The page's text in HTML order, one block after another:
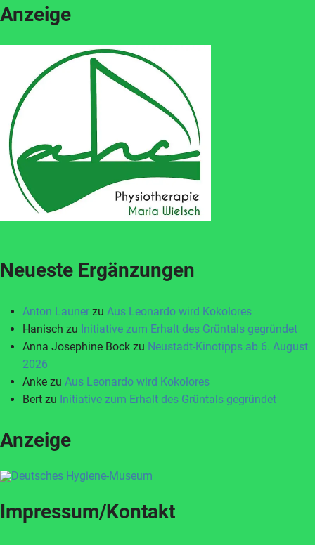
Anzeige
Neueste Ergänzungen
Anton Launer zu Aus Leonardo wird Kokolores
Hanisch zu Initiative zum Erhalt des Grüntals gegründet
Anna Josephine Bock zu Neustadt-Kinotipps ab 6. August
2026
Anke zu Aus Leonardo wird Kokolores
Bert zu Initiative zum Erhalt des Grüntals gegründet
Anzeige
Impressum/Kontakt